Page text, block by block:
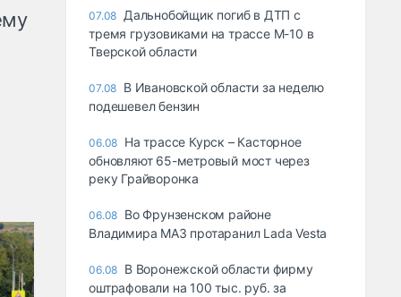
07.08 Дальнобойщик погиб в ДТП с
тремя грузовиками на трассе М-10 в
Тверской области
07.08 В Ивановской области за неделю
подешевел бензин
06.08 На трассе Курск – Касторное
обновляют 65-метровый мост через
реку Грайворонка
06.08 Во Фрунзенском районе
Владимира МАЗ протаранил Lada Vesta
06.08 В Воронежской области фирму
оштрафовали на 100 тыс. руб. за